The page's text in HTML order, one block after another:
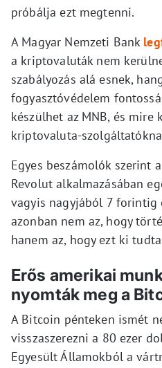
próbálja ezt megtenni.
A Magyar Nemzeti Bank
a kriptovaluták nem
szabályozás alá esnek,
fogyasztóvédelem
készülhet az MNB, és mire
kriptovaluta-
Egyes beszámolók szerint
Revolut alkalmazásában
vagyis nagyjából 7 forintig
azonban nem az, hogy
hanem az, hogy ezt ki
Erős amerikai
nyomták meg a
A Bitcoin pénteken ismét
visszaszerezni a 80 ezer
Egyesült Államokból a